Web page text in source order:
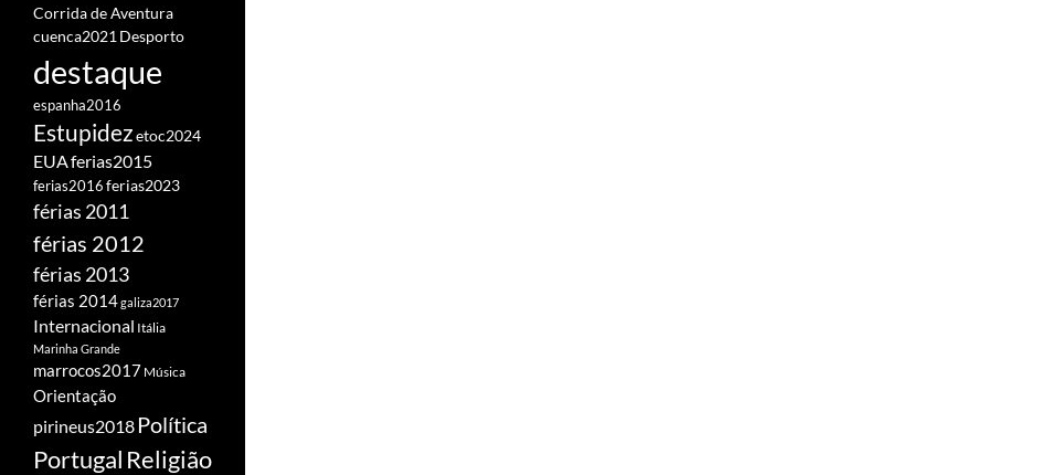
Corrida de Aventura
cuenca2021 Desporto
destaque
espanha2016
Estupidezetoc2024
EUAferias2015
ferias2016ferias2023
férias 2011
férias 2012
férias 2013
férias 2014galiza2017
Internacional Itália
Marinha Grande
marrocos2017 Música
Orientação
pirineus2018 Política
Portugal Religião